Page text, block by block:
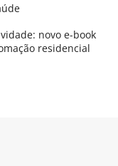
novo e-book
residencial